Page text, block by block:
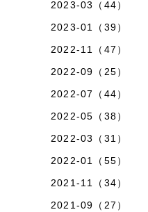
2023-03（44）
2023-01（39）
2022-11（47）
2022-09（25）
2022-07（44）
2022-05（38）
2022-03（31）
2022-01（55）
2021-11（34）
2021-09（27）